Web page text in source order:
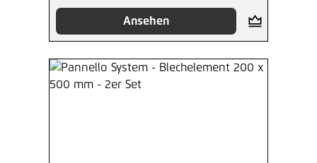
Ansehen